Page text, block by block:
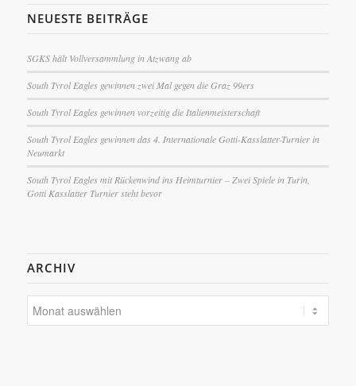
NEUESTE BEITRÄGE
SGKS hält Vollversammlung in Atzwang ab
South Tyrol Eagles gewinnen zwei Mal gegen die Graz 99ers
South Tyrol Eagles gewinnen vorzeitig die Italienmeisterschaft
South Tyrol Eagles gewinnen das 4. Internationale Gotti-Kasslatter-Turnier in
Neumarkt
South Tyrol Eagles mit Rückenwind ins Heimturnier – Zwei Spiele in Turin,
Gotti Kasslatter Turnier steht bevor
ARCHIV